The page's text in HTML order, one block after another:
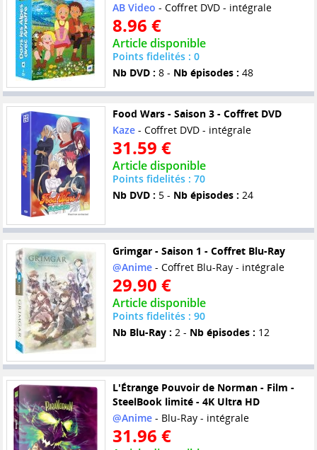
AB Video - Coffret DVD - intégrale
8.96 €
Article disponible
Points fidelités : 0
Nb DVD : 8 - Nb épisodes : 48
Food Wars - Saison 3 - Coffret DVD
Kaze- Coffret DVD - intégrale
31.59 €
Article disponible
Points fidelités : 70
Nb DVD : 5 - Nb épisodes : 24
Grimgar - Saison 1 - Coffret Blu-Ray
@Anime- Coffret Blu-Ray - intégrale
29.90 €
Article disponible
Points fidelités : 90
Nb Blu-Ray : 2 - Nb épisodes : 12
L'Étrange Pouvoir de Norman - Film -
SteelBook limité - 4K Ultra HD
@Anime- Blu-Ray - intégrale
31.96 €